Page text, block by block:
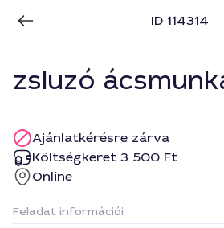
ID 114314
zsluzó
Ajánlatkérésre zárva
Költségkeret 3 500 Ft
Online
Feladat információi